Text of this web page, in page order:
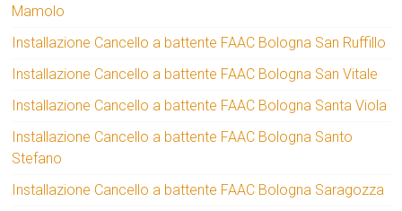
Mamolo
Installazione Cancello a battente FAAC Bologna San Ruffillo
Installazione Cancello a battente FAAC Bologna San Vitale
Installazione Cancello a battente FAAC Bologna Santa Viola
Installazione Cancello a battente FAAC Bologna Santo
Stefano
Installazione Cancello a battente FAAC Bologna Saragozza